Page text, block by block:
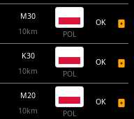
M30
10km
POL
OK
K30
10km
POL
OK
M20
10km
POL
OK